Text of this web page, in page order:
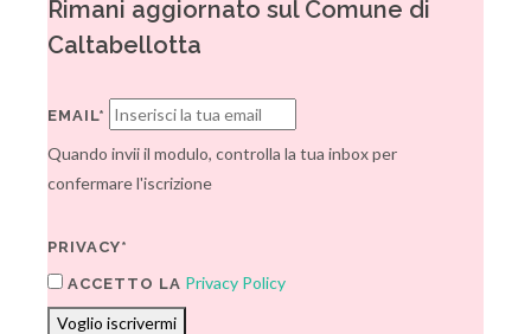
Rimani aggiornato sul Comune di
Caltabellotta
EMAIL*
Quando invii il modulo, controlla la tua inbox per
confermare l'iscrizione
PRIVACY*
ACCETTO LA Privacy Policy
Voglio iscrivermi